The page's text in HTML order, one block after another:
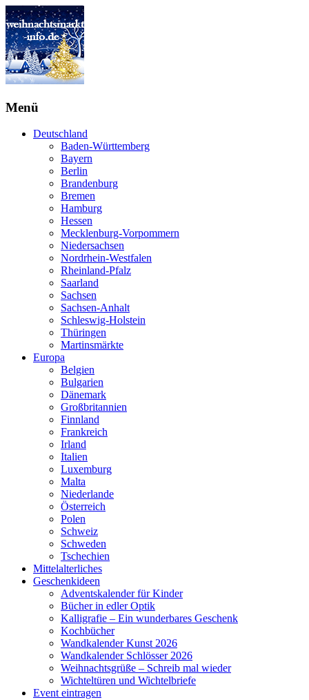
Menü
Deutschland
Baden-Württemberg
Bayern
Berlin
Brandenburg
Bremen
Hamburg
Hessen
Mecklenburg-Vorpommern
Niedersachsen
Nordrhein-Westfalen
Rheinland-Pfalz
Saarland
Sachsen
Sachsen-Anhalt
Schleswig-Holstein
Thüringen
Martinsmärkte
Europa
Belgien
Bulgarien
Dänemark
Großbritannien
Finnland
Frankreich
Irland
Italien
Luxemburg
Malta
Niederlande
Österreich
Polen
Schweiz
Schweden
Tschechien
Mittelalterliches
Geschenkideen
Adventskalender für Kinder
Bücher in edler Optik
Kalligrafie – Ein wunderbares Geschenk
Kochbücher
Wandkalender Kunst 2026
Wandkalender Schlösser 2026
Weihnachtsgrüße – Schreib mal wieder
Wichteltüren und Wichtelbriefe
Event eintragen